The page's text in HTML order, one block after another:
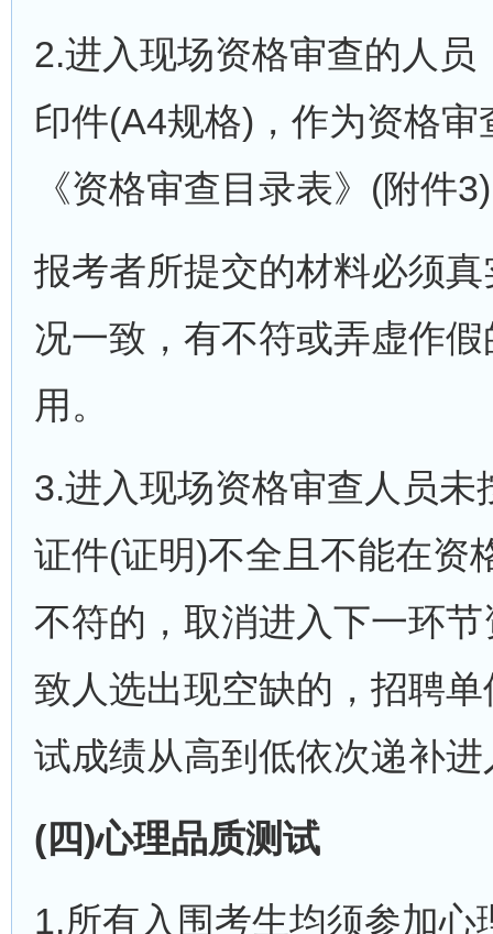
2.进入现场资格审查的人
印件(A4规格)，作为资格
《资格审查目录表》(附件
报考者所提交的材料必须
况一致，有不符或弄虚作
用。
3.进入现场资格审查人员
证件(证明)不全且不能在资
不符的，取消进入下一环
致人选出现空缺的，招聘
试成绩从高到低依次递补
(四)心理品质测试
1.所有入围考生均须参加